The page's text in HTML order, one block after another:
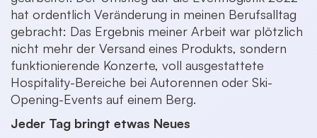
hat ordentlich Veränderung in meinen Berufsalltag
gebracht: Das Ergebnis meiner Arbeit war plötzlich
nicht mehr der Versand eines Produkts, sondern
funktionierende Konzerte, voll ausgestattete
Hospitality-Bereiche bei Autorennen oder Ski-
Opening-Events auf einem Berg.
Jeder Tag bringt etwas Neues